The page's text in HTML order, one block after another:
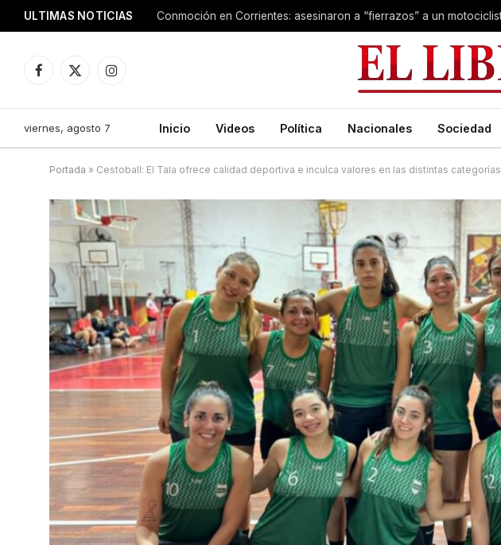
ULTIMAS NOTICIAS
Facebook
X
Instagram
viernes, agosto 7 Inicio Videos Política Nacionales Sociedad
Portada » Cestoball: El Tala ofrece calidad deportiva e inculca valores en las distintas categorías